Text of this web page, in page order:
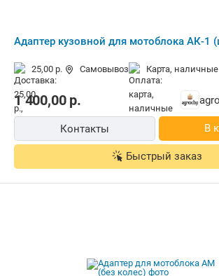
Адаптер кузовной для мотоблока АК-1
25,00 р. Самовывоз карта, наличные
1 400,00р.
Контакты В
Быстрый заказ